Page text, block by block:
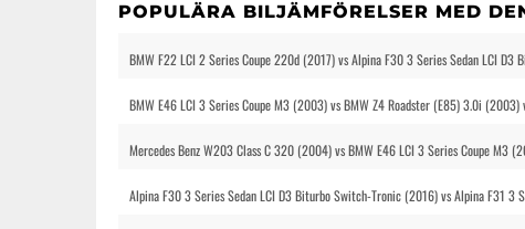
POPULÄRA BILJÄMFÖRELSER MED
BMW F22 LCI 2 Series Coupe 220d (2017) vs Alpina F30 3 Series Sedan LCI
BMW E46 LCI 3 Series Coupe M3 (2003) vs BMW Z4 Roadster (E85) 3.0i
Mercedes Benz W203 Class C 320 (2004) vs BMW E46 LCI 3 Series Coupe M3
Alpina F30 3 Series Sedan LCI D3 Biturbo Switch-Tronic (2016) vs Alpina F31